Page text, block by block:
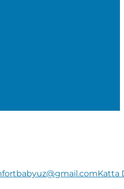
Katta
Instagram
в Telegram
нами в YouTube